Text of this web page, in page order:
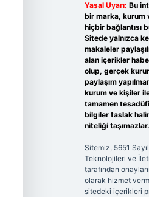
Yasal Uyarı: Bu
bir marka, kurum
hiçbir bağlantısı
Sitede yalnızca
makaleler
alan içerikler
olup, gerçek
paylaşım
kurum ve kişiler
tamamen
bilgiler taslak
niteliği taşımazlar.
Sitemiz, 5651
Teknolojileri ve
tarafından
olarak hizmet
sitedeki içerikleri